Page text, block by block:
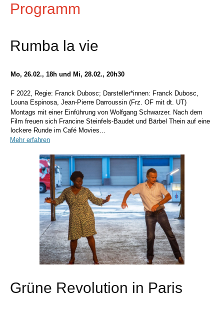
Programm
Rumba la vie
Mo, 26.02., 18h und Mi, 28.02., 20h30
F 2022, Regie: Franck Dubosc; Darsteller*innen: Franck Dubosc,
Louna Espinosa, Jean-Pierre Darroussin (Frz. OF mit dt. UT)
Montags mit einer Einführung von Wolfgang Schwarzer. Nach dem
Film freuen sich Francine Steinfels-Baudet und Bärbel Thein auf eine
lockere Runde im Café Movies...
Mehr erfahren
Grüne Revolution in Paris